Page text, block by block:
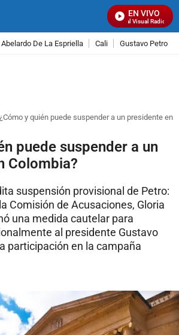
EN VIVO
Señal Visual Radio
De La Espriella Cali Gustavo Petro
¿Cómo y quién puede suspender a un presidente en
puede suspender a un
Colombia?
suspensión provisional de Petro:
Comisión de Acusaciones, Gloria
una medida cautelar para
al presidente Gustavo
participación en la campaña